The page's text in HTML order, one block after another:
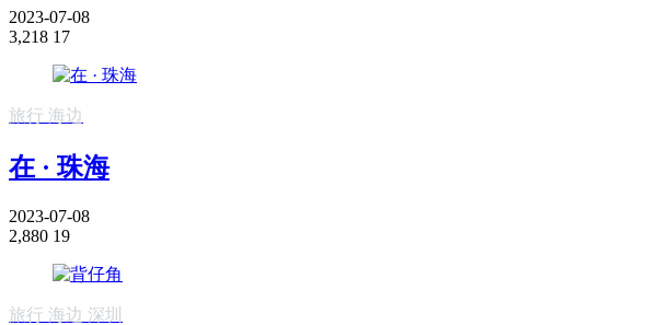
2023-07-08
3,218 17
旅行 海边
在 · 珠海
2023-07-08
2,880 19
旅行 海边 深圳